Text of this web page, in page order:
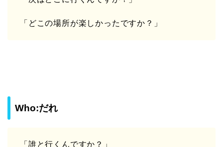
「どこの場所が楽しかったですか？」
Who:だれ
「誰と行くんですか？」